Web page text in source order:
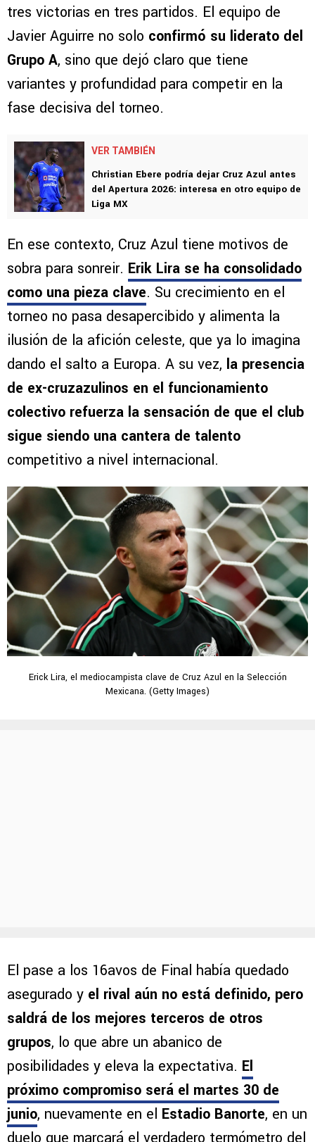
tres victorias en tres partidos. El equipo de
Javier Aguirre no solo confirmó su liderato del
Grupo A, sino que dejó claro que tiene
variantes y profundidad para competir en la
fase decisiva del torneo.
VER TAMBIÉN
Christian Ebere podría dejar Cruz Azul antes
del Apertura 2026: interesa en otro equipo de
Liga MX
En ese contexto, Cruz Azul tiene motivos de
sobra para sonreir. Erik Lira se ha consolidado
como una pieza clave. Su crecimiento en el
torneo no pasa desapercibido y alimenta la
ilusión de la afición celeste, que ya lo imagina
dando el salto a Europa. A su vez, la presencia
de ex-cruzazulinos en el funcionamiento
colectivo refuerza la sensación de que el club
sigue siendo una cantera de talento
competitivo a nivel internacional.
Erick Lira, el mediocampista clave de Cruz Azul en la Selección
Mexicana. (Getty Images)
El pase a los 16avos de Final había quedado
asegurado y el rival aún no está definido, pero
saldrá de los mejores terceros de otros
grupos, lo que abre un abanico de
posibilidades y eleva la expectativa. El
próximo compromiso será el martes 30 de
junio, nuevamente en el Estadio Banorte, en un